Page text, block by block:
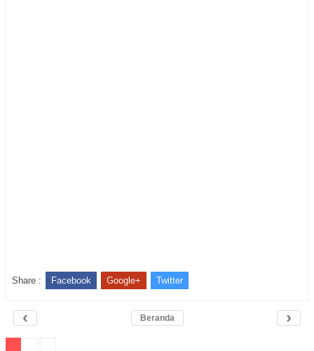
Share : Facebook Google+ Twitter
‹ ›
Beranda